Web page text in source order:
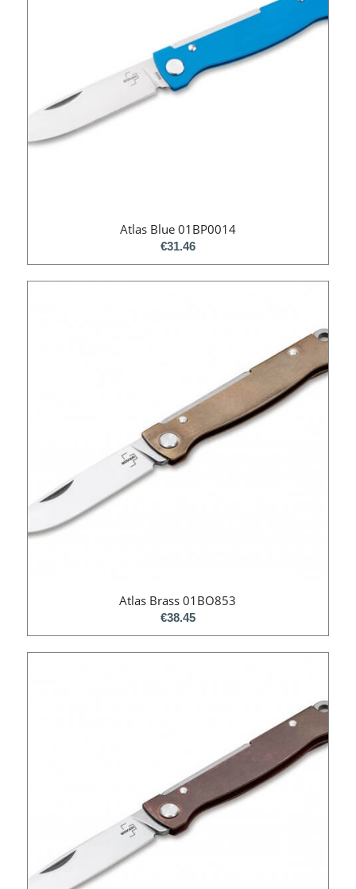
Atlas Blue 01BP0014
€31.46
Atlas Brass 01BO853
€38.45